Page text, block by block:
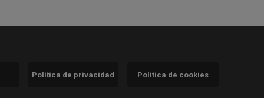
Política de privacidad Política de cookies